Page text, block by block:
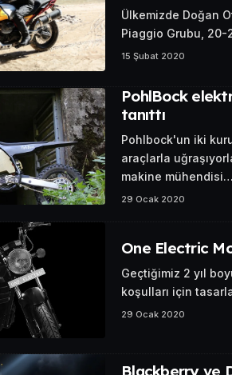
Ülkemizde Doğan
Piaggio Grubu,
15 Şubat 2020
PohlBock
tanıttı
Pohlbock'un iki
araçlarla
makine mühendisi…
29 Ocak 2020
One Electric
Geçtiğimiz 2 yıl
koşulları için
29 Ocak 2020
Blackberry ve